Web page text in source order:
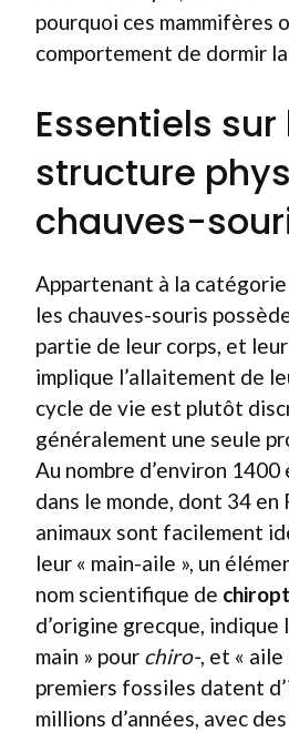
pourquoi ces mammifères
comportement de dormir
Essentiels sur
structure
chauves-
Appartenant à la
les chauves-souris
partie de leur corps, et
implique l’allaitement de
cycle de vie est plutôt
généralement une seule
Au nombre d’environ
dans le monde, dont 34 en
animaux sont facilement
leur « main-aile », un
nom scientifique de
d’origine grecque,
main » pour chiro-, et « aile
premiers fossiles datent
millions d’années, avec